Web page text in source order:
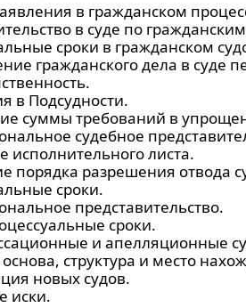
в гражданском
в суде по
сроки в гражданском
гражданского дела в суде
в Подсудности.
суммы требований в
судебное
исполнительного листа.
порядка разрешения отвода
сроки.
представительство.
сроки.
и апелляционные
структура и место
новых судов.
иски.